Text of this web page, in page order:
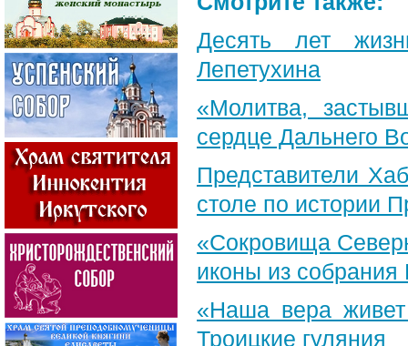
Десять лет
Лепетухина
«Молитва,
сердце Дальнего
Представители
столе по истории
«Сокровища
иконы из собрания
«Наша вера
Троицкие гуляния